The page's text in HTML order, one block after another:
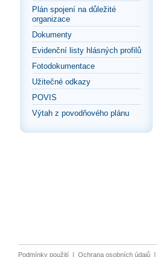
Plán spojení na důležité
organizace
Dokumenty
Evidenční listy hlásných profilů
Fotodokumentace
Užitečné odkazy
POVIS
Výtah z povodňového plánu
Podmínky použití | Ochrana osobních údajů |